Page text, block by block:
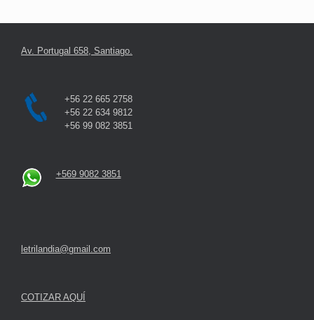
Av. Portugal 658, Santiago.
+56 22 665 2758
+56 22 634 9812
+56 99 082 3851
+569 9082 3851
letrilandia@gmail.com
COTIZAR AQUÍ